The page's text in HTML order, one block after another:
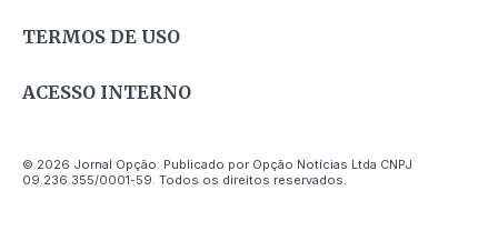
TERMOS DE USO
ACESSO INTERNO
© 2026 Jornal Opção. Publicado por Opção Notícias Ltda CNPJ
09.236.355/0001-59. Todos os direitos reservados.